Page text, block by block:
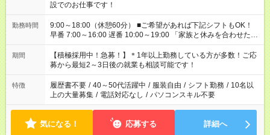
設でのお仕事です！
勤務時間
9:00～18:00（休憩60分） ■ご希望があれば下記シフトもOK！
早番 7:00～16:00 遅番 10:00～19:00 「家族と休みを合わせた
い」 「余裕を持って夕飯の準備がしたい」 「できれば残業はし
たくない」 など、ご希望を教えてくださいね。 ※Wワーク希望
の方へ 今ご覧のお仕事で希望する勤務時間と、もう1つのお仕事
の勤務時間。 合計で週40時間を超える場合は応募できません。
期間
【積極採用中！急募！】＊1年以上勤務している方が多数！ご応
募から最短2～3日後の就業も相談可能です！
特徴 履歴書不要 / 40～50代活躍中 / 服装自由 / シフト勤務 / 10名以
上の大量募集 / 電話対応なし / パソコンスキル不要
気になる！ 応募する 詳細へ